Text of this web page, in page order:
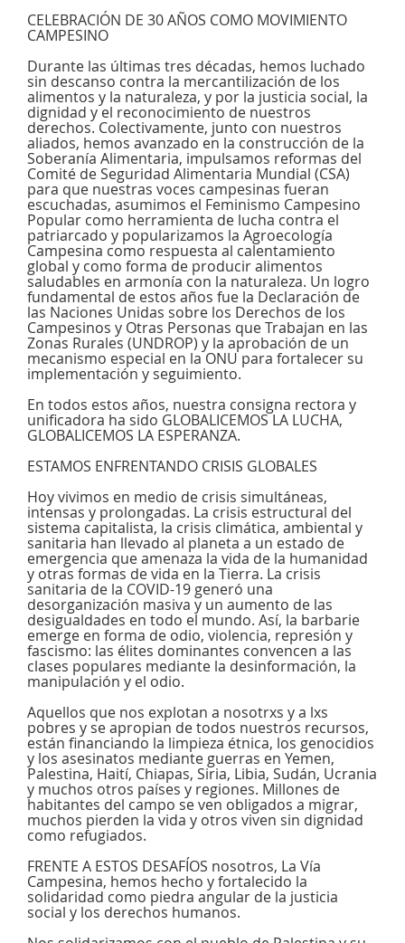
CELEBRACIÓN DE 30 AÑOS COMO MOVIMIENTO
CAMPESINO
Durante las últimas tres décadas, hemos luchado
sin descanso contra la mercantilización de los
alimentos y la naturaleza, y por la justicia social, la
dignidad y el reconocimiento de nuestros
derechos. Colectivamente, junto con nuestros
aliados, hemos avanzado en la construcción de la
Soberanía Alimentaria, impulsamos reformas del
Comité de Seguridad Alimentaria Mundial (CSA)
para que nuestras voces campesinas fueran
escuchadas, asumimos el Feminismo Campesino
Popular como herramienta de lucha contra el
patriarcado y popularizamos la Agroecología
Campesina como respuesta al calentamiento
global y como forma de producir alimentos
saludables en armonía con la naturaleza. Un logro
fundamental de estos años fue la Declaración de
las Naciones Unidas sobre los Derechos de los
Campesinos y Otras Personas que Trabajan en las
Zonas Rurales (UNDROP) y la aprobación de un
mecanismo especial en la ONU para fortalecer su
implementación y seguimiento.
En todos estos años, nuestra consigna rectora y
unificadora ha sido GLOBALICEMOS LA LUCHA,
GLOBALICEMOS LA ESPERANZA.
ESTAMOS ENFRENTANDO CRISIS GLOBALES
Hoy vivimos en medio de crisis simultáneas,
intensas y prolongadas. La crisis estructural del
sistema capitalista, la crisis climática, ambiental y
sanitaria han llevado al planeta a un estado de
emergencia que amenaza la vida de la humanidad
y otras formas de vida en la Tierra. La crisis
sanitaria de la COVID-19 generó una
desorganización masiva y un aumento de las
desigualdades en todo el mundo. Así, la barbarie
emerge en forma de odio, violencia, represión y
fascismo: las élites dominantes convencen a las
clases populares mediante la desinformación, la
manipulación y el odio.
Aquellos que nos explotan a nosotrxs y a lxs
pobres y se apropian de todos nuestros recursos,
están financiando la limpieza étnica, los genocidios
y los asesinatos mediante guerras en Yemen,
Palestina, Haití, Chiapas, Siria, Libia, Sudán, Ucrania
y muchos otros países y regiones. Millones de
habitantes del campo se ven obligados a migrar,
muchos pierden la vida y otros viven sin dignidad
como refugiados.
FRENTE A ESTOS DESAFÍOS nosotros, La Vía
Campesina, hemos hecho y fortalecido la
solidaridad como piedra angular de la justicia
social y los derechos humanos.